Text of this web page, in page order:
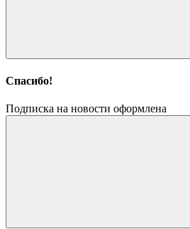
Спасибо!
Подписка на новости оформлена